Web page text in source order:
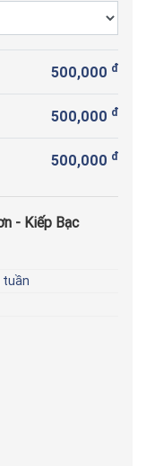
500,000 đ
500,000 đ
500,000 đ
- Kiếp Bạc
tuần